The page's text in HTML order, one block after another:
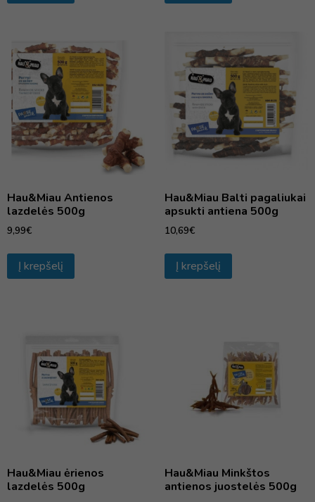
Hau&Miau Antienos
lazdelės 500g
9,99€
Į krepšelį
Hau&Miau Balti pagaliukai
apsukti antiena 500g
10,69€
Į krepšelį
Hau&Miau ėrienos
lazdelės 500g
Hau&Miau Minkštos
antienos juostelės 500g